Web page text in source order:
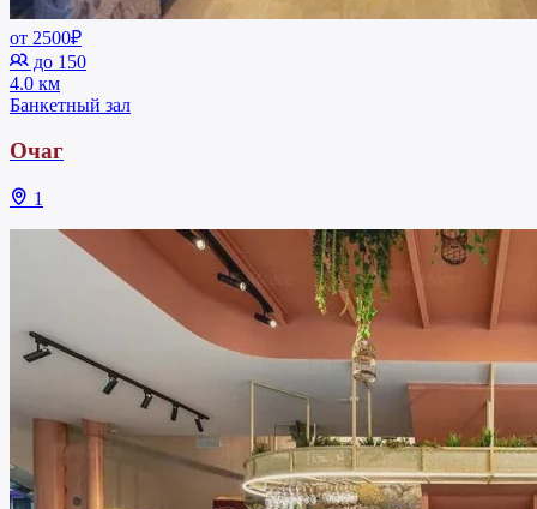
от 2500₽
до 150
4.0 км
Банкетный зал
Очаг
1